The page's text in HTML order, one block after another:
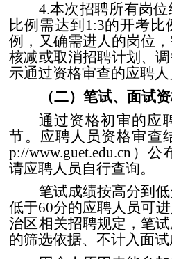
4.本次招聘所有岗
比例需达到 1:3的开考比
例，又确需进人的岗位
核减或取消招聘计划、
示通过资格审查的应聘人
（二）笔试、面试
通过资格初审的应
节。应聘人员资格审查
p://www.guet.edu.cn ）公
请应聘人员自行查询。
笔试成绩按高分到
低于60分的应聘人员可
治区相关招聘规定，笔
的筛选依据、不计入面试